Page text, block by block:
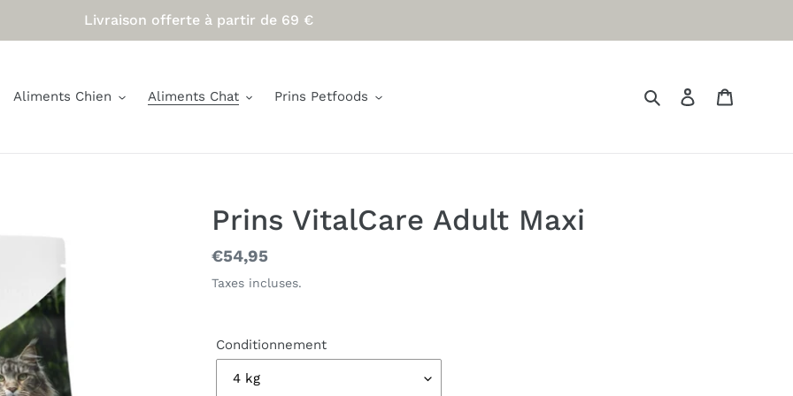
Livraison offerte à partir de 69 €
Aliments Chien Aliments Chat Prins Petfoods RechercherSe connecter
Prins VitalCare Adult Maxi
Prix
normal
€54,95
Taxes incluses.
Conditionnement